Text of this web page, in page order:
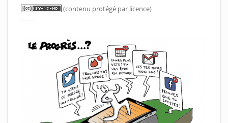
(contenu protégé par licence)